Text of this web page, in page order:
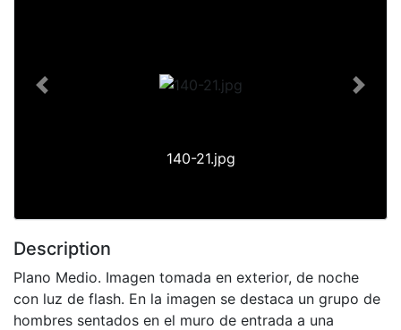
140-21.jpg
Previous Next
Description
Plano Medio. Imagen tomada en exterior, de noche
con luz de flash. En la imagen se destaca un grupo de
hombres sentados en el muro de entrada a una